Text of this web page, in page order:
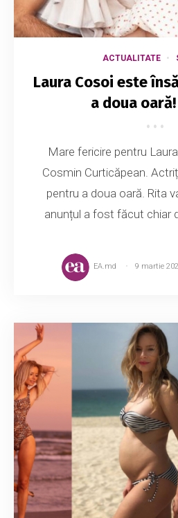
ACTUALITATE
Laura Cosoi este
a doua
Mare fericire pentru
Cosmin Curticăpean.
pentru a doua oară. Rita
anunțul a fost făcut chiar
EA.md 9 martie